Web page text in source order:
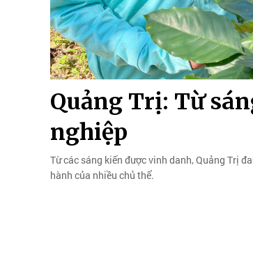
Quảng Trị: Từ
nghiệp
Từ các sáng kiến được vinh danh, Quảng Trị
hành của nhiều chủ thể.